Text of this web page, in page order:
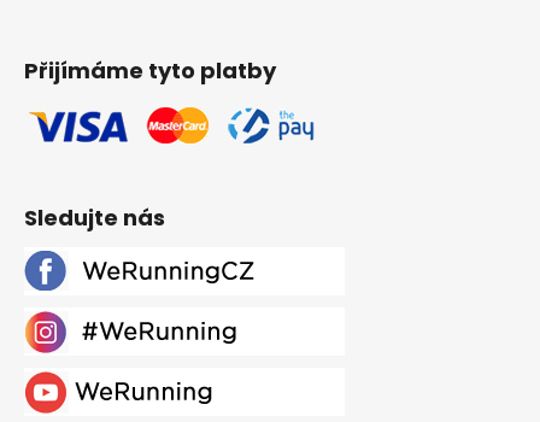
Přijímáme tyto platby
Sledujte nás